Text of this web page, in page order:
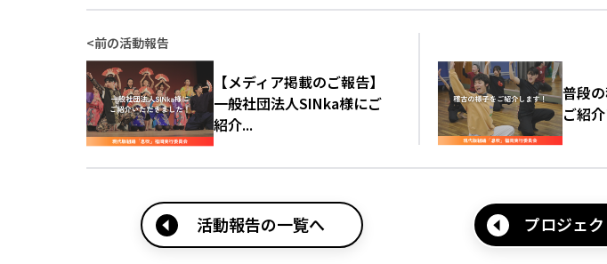
<前の活動報告
【メディア掲載のご報告】
一般社団法人SINka様にご
紹介...
普段
ご紹
活動報告の一覧へ プロジェ